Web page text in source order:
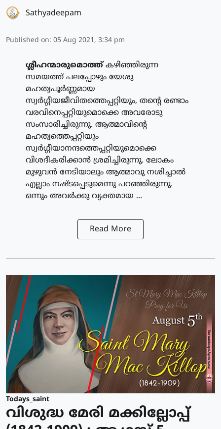
Sathyadeepam
Published on: 05 Aug 2021, 3:34 pm
ശ്ലീഹന്മാരുമൊത്ത്കഴിഞ്ഞിരുന്ന
സമയത്ത് പലപ്പോഴും യേശു
മഹത്വപൂര്‍ണ്ണമായ
സ്വര്‍ഗ്ഗീയജീവിതത്തെപ്പറ്റിയും, തന്റെ രണ്ടാം
വരവിനെപ്പറ്റിയുമൊക്കെ അവരോടു
സംസാരിച്ചിരുന്നു. ആത്മാവിന്റെ
മഹത്വത്തെപ്പറ്റിയും
സ്വര്‍ഗ്ഗീയാനന്ദത്തെപ്പറ്റിയുമൊക്കെ
വിശദീകരിക്കാന്‍ ശ്രമിച്ചിരുന്നു. ലോകം
മുഴുവന്‍ നേടിയാലും ആത്മാവു നശിച്ചാല്‍
എല്ലാം നഷ്ടപ്പെടുമെന്നു പറഞ്ഞിരുന്നു.
ഒന്നും അവര്‍ക്കു വ്യക്തമായ ...
Read More
Todays_saint
വിശുദ്ധ മേരി മക്കില്ലോപ്പ്